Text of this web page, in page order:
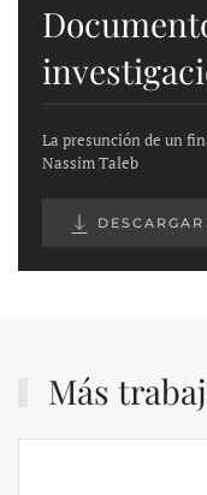
La presunción de un
Nassim Taleb
Más